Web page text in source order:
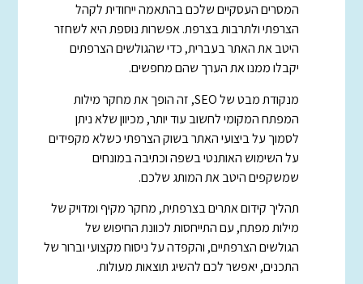
המסרים העסקיים שלכם בהתאמה ייחודית לקהל
הצרפתי ולתרבות בצרפת. אפשרות נוספת היא לשחזר
היטב את האתר בעברית, כדי שהגולשים הצרפתים
יקבלו ממנו את הערך שהם מחפשים.
מנקודת מבט של SEO, זה הופך את מחקר מילות
המפתח המקומי לחשוב עוד יותר, מכיוון שלא ניתן
לסמוך על ביצועי האתר בשוק הצרפתי כשלא מקפידים
על השימוש האותנטי בשפה וכתיבה במונחים
שמשקפים היטב את המותג שלכם.
תהליך קידום אתרים בצרפתית, מחקר מקיף ומדויק של
מילות מפתח, עם התייחסות לכוונת החיפוש של
הגולשים הצרפתיים, והקפדה על ניסוח מקצועי וברור של
התכנים, יאפשר לכם להשיג תוצאות מעולות.